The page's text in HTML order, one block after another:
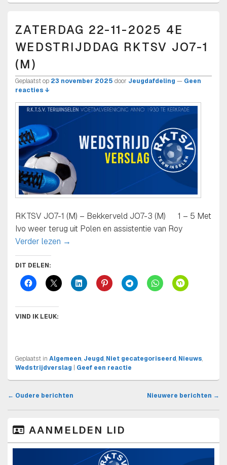
ZATERDAG 22-11-2025 4E
WEDSTRIJDDAG RKTSV JO7-1
(M)
Geplaatst op 23 november 2025 door Jeugdafdeling — Geen
reacties ↓
RKTSV JO7-1 (M) – Bekkerveld JO7-3 (M) 1 – 5 Met
Ivo weer terug uit Polen en assistentie van Roy
Verder lezen Zaterdag 22-11-2025 4e wedstrijddag
→
DIT DELEN:
VIND IK LEUK:
Geplaatst in Algemeen, Jeugd, Niet gecategoriseerd, Nieuws,
Wedstrijdverslag
Geef een reactie
BERICHT
← Oudere berichten Nieuwere berichten →
ZIJBALK
GEBIED
AANMELDEN LID